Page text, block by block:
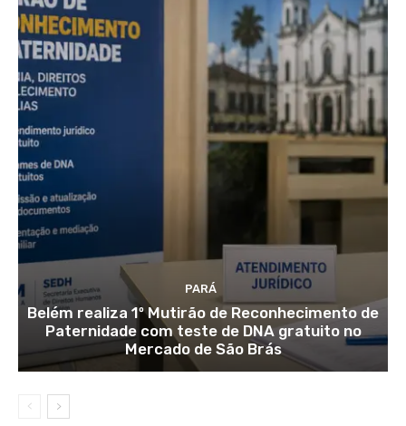
PARÁ
Belém realiza 1º Mutirão de Reconhecimento de
Paternidade com teste de DNA gratuito no
Mercado de São Brás